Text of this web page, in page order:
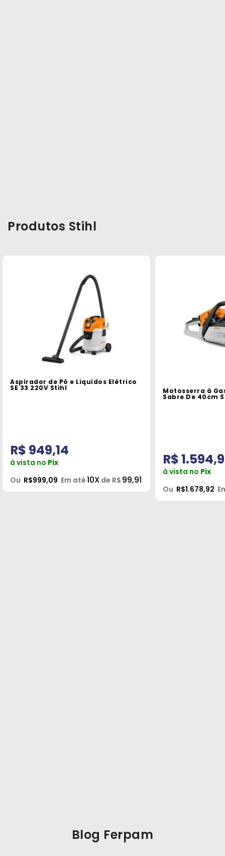
Produtos Stihl
Aspirador de Pó e Liquidos Elétrico
SE 33 220V Stihl
R$ 949,14
à vista no Pix
Ou R$999,09 Em até10X de R$ 99,91
Motosserra à
Sabre De 40cm
R$
à vista no Pix
Ou R$1.678,92
Blog Ferpam